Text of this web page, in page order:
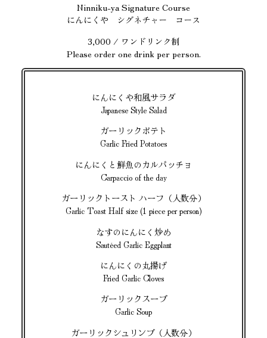
Ninniku-ya Signature Course
にんにくや シグネチャー コース
3,000 / ワンドリンク制
Please order one drink per person.
にんにくや和風サラダ
Japanese Style Salad
ガーリックポテト
Garlic Fried Potatoes
にんにくと鮮魚のカルパッチョ
Carpaccio of the day
ガーリックトースト ハーフ（人数分）
Garlic Toast Half size (1 piece per person)
なすのにんにく炒め
Sautéed Garlic Eggplant
にんにくの丸揚げ
Fried Garlic Cloves
ガーリックスープ
Garlic Soup
ガーリックシュリンプ（人数分）